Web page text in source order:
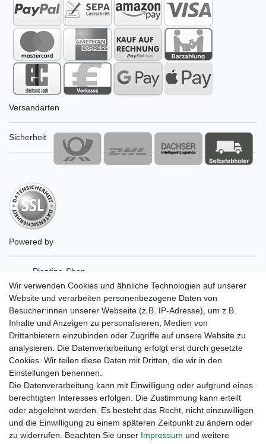
Versandarten
Sicherheit
Powered by
Plentino-Shop
gAGaLamp
Drohnenstore24
MeinUSB
Batteriespeicher
PlentiSolar
Gebrauchtlicht
Ledkauf
DEYESOLAR
Lightech Connect
CardanLight Europe
FORTIMO LEDs
Cardanlight-Shop
Wallbox24
Wir verwenden Cookies und ähnliche Technologien auf unserer
Website und verarbeiten personenbezogene Daten von
Besucher:innen unserer Webseite (z.B. IP-Adresse), um z.B.
Inhalte und Anzeigen zu personalisieren, Medien von
Drittanbietern einzubinden oder Zugriffe auf unsere Website zu
analysieren. Die Datenverarbeitung erfolgt erst durch gesetzte
Cookies. Wir teilen diese Daten mit Dritten, die wir in den
Einstellungen benennen.
Die Datenverarbeitung kann mit Einwilligung oder aufgrund eines
berechtigten Interesses erfolgen. Die Zustimmung kann erteilt
oder abgelehnt werden. Es besteht das Recht, nicht einzuwilligen
und die Einwilligung zu einem späteren Zeitpunkt zu ändern oder
zu widerrufen. Beachten Sie unser Impressum und weitere